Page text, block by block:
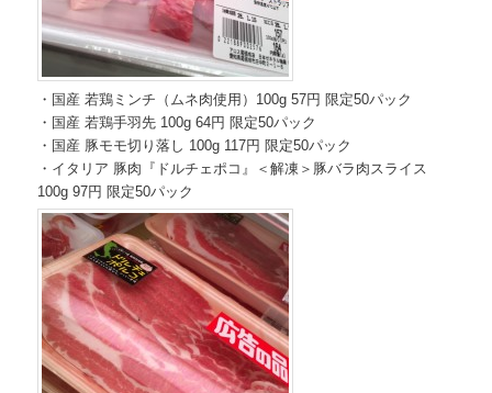
・国産 若鶏ミンチ（ムネ肉使用）100g 57円 限定50パック
・国産 若鶏手羽先 100g 64円 限定50パック
・国産 豚モモ切り落し 100g 117円 限定50パック
・イタリア 豚肉『ドルチェポコ』＜解凍＞豚バラ肉スライス
100g 97円 限定50パック